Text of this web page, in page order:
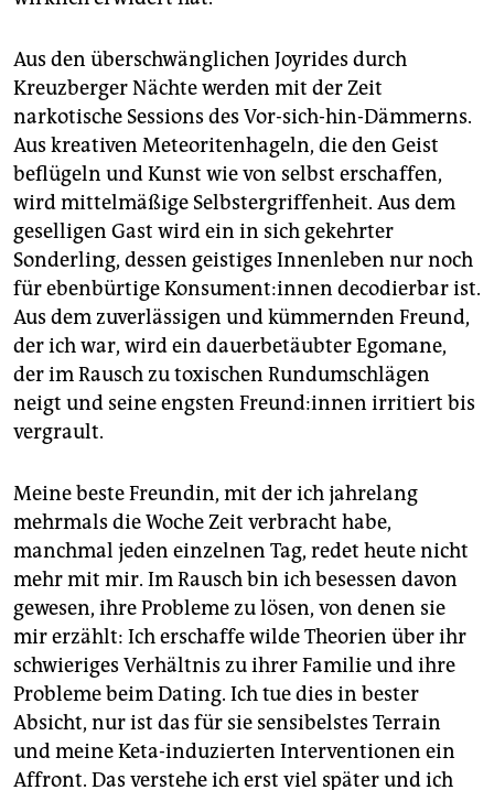
Aus den überschwänglichen Joyrides durch
Kreuzberger Nächte werden mit der Zeit
narkotische Sessions des Vor-sich-hin-Dämmerns.
Aus kreativen Meteoritenhageln, die den Geist
beflügeln und Kunst wie von selbst erschaffen,
wird mittelmäßige Selbstergriffenheit. Aus dem
geselligen Gast wird ein in sich gekehrter
Sonderling, dessen geistiges Innenleben nur noch
für ebenbürtige Kon­su­men­t:in­nen decodierbar ist.
Aus dem zuverlässigen und kümmernden Freund,
der ich war, wird ein dauerbetäubter Egomane,
der im Rausch zu toxischen Rundumschlägen
neigt und seine engsten Freun­d:in­nen irritiert bis
vergrault.
Meine beste Freundin, mit der ich jahrelang
mehrmals die Woche Zeit verbracht habe,
manchmal jeden einzelnen Tag, redet heute nicht
mehr mit mir. Im Rausch bin ich besessen davon
gewesen, ihre Probleme zu lösen, von denen sie
mir erzählt: Ich erschaffe wilde Theorien über ihr
schwieriges Verhältnis zu ihrer Familie und ihre
Probleme beim Dating. Ich tue dies in bester
Absicht, nur ist das für sie sensibelstes Terrain
und meine Keta-induzierten Interventionen ein
Affront. Das verstehe ich erst viel später und ich